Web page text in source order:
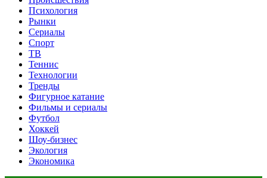
Психология
Рынки
Сериалы
Спорт
ТВ
Теннис
Технологии
Тренды
Фигурное катание
Фильмы и сериалы
Футбол
Хоккей
Шоу-бизнес
Экология
Экономика